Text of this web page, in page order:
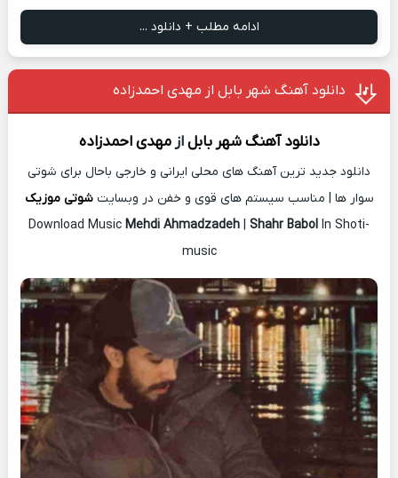
ادامه مطلب + دانلود ...
دانلود آهنگ شهر بابل از مهدی احمدزاده
دانلود آهنگ شهر بابلازمهدی احمدزاده
دانلود جدید ترین آهنگ های محلی ایرانی و خارجی باحال برای شوتی
سوار ها | مناسب سیستم های قوی و خفن در وبسایتشوتی موزیک
Download Music Mehdi Ahmadzadeh | Shahr Babol In Shoti-
music